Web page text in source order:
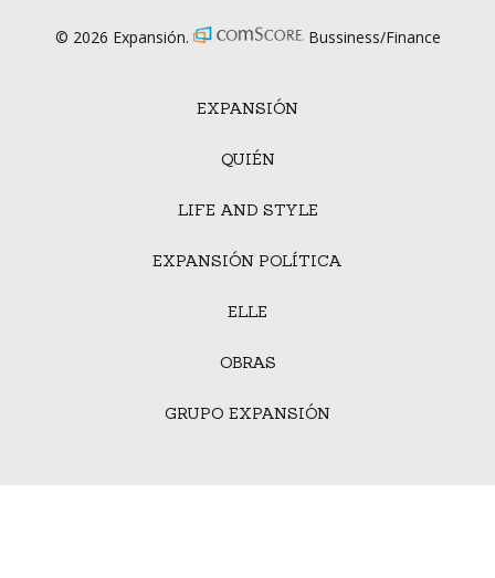
EXPANSIÓN
QUIÉN
LIFE AND STYLE
EXPANSIÓN POLÍTICA
ELLE
OBRAS
GRUPO EXPANSIÓN
© 2026 Expansión. Bussiness/Finance